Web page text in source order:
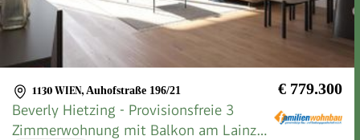
1130 WIEN, Auhofstraße 196/21 € 779.300
Beverly Hietzing - Provisionsfreie 3
Zimmerwohnung mit Balkon am Lainzer